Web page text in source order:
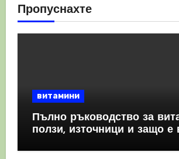
Пропуснахте
витамини
Пълно ръководство за
ползи, източници и защо е